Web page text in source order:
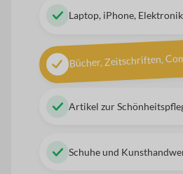
Laptop, iPhone, Elektronik
Bücher, Zeitschriften,
Artikel zur
Schuhe und